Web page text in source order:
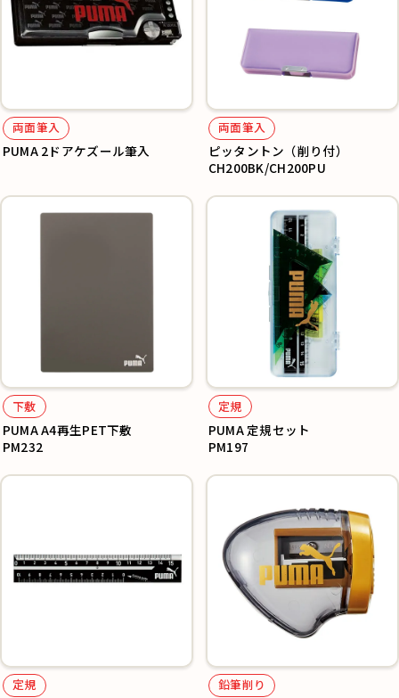
両面筆入
PUMA 2ドアケズール筆入
両面筆入
ピッタントン（削り付）
CH200BK/CH200PU
下敷
PUMA A4再生PET下敷
PM232
定規
PUMA 定規セット
PM197
定規 鉛筆削り